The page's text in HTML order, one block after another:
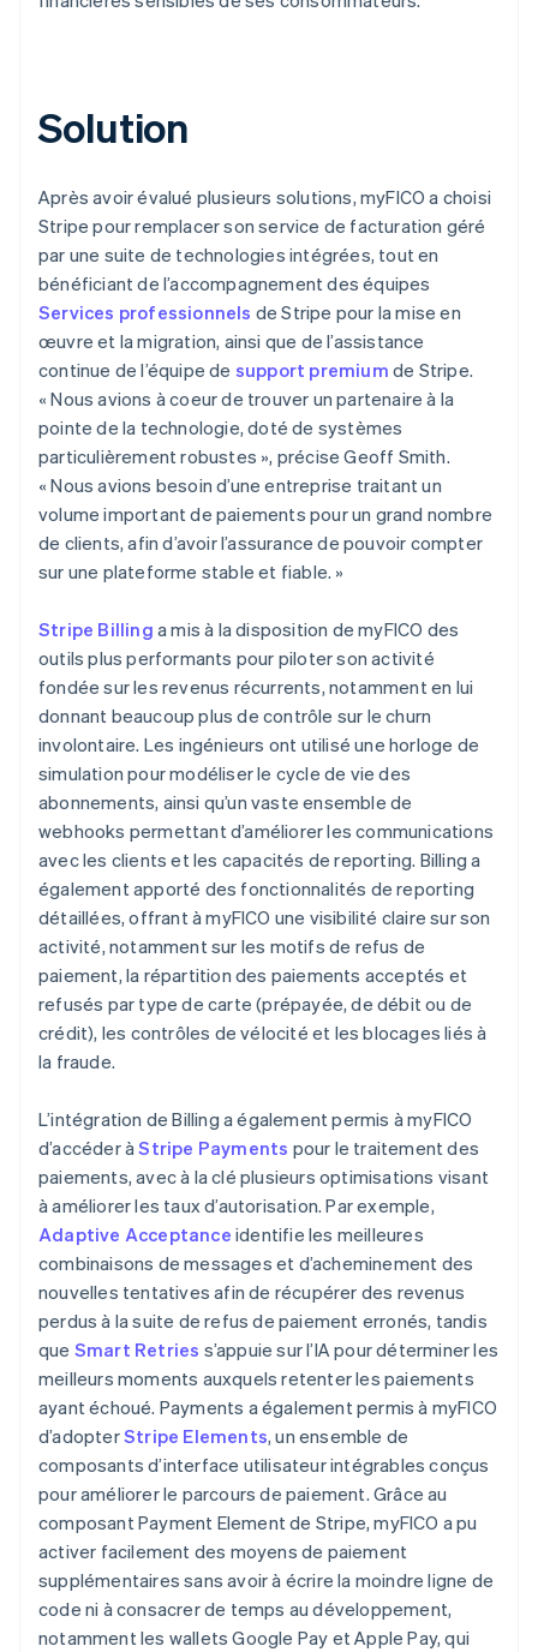
Solution
Après avoir évalué plusieurs solutions, myFICO a choisi
Stripe pour remplacer son service de facturation géré
par une suite de technologies intégrées, tout en
bénéficiant de l’accompagnement des équipes
Services professionnels de Stripe pour la mise en
œuvre et la migration, ainsi que de l’assistance
continue de l’équipe de support premium de Stripe.
« Nous avions à coeur de trouver un partenaire à la
pointe de la technologie, doté de systèmes
particulièrement robustes », précise Geoff Smith.
« Nous avions besoin d’une entreprise traitant un
volume important de paiements pour un grand nombre
de clients, afin d’avoir l’assurance de pouvoir compter
sur une plateforme stable et fiable. »
Stripe Billing a mis à la disposition de myFICO des
outils plus performants pour piloter son activité
fondée sur les revenus récurrents, notamment en lui
donnant beaucoup plus de contrôle sur le churn
involontaire. Les ingénieurs ont utilisé une horloge de
simulation pour modéliser le cycle de vie des
abonnements, ainsi qu’un vaste ensemble de
webhooks permettant d’améliorer les communications
avec les clients et les capacités de reporting. Billing a
également apporté des fonctionnalités de reporting
détaillées, offrant à myFICO une visibilité claire sur son
activité, notamment sur les motifs de refus de
paiement, la répartition des paiements acceptés et
refusés par type de carte (prépayée, de débit ou de
crédit), les contrôles de vélocité et les blocages liés à
la fraude.
L’intégration de Billing a également permis à myFICO
d’accéder àStripe Payments pour le traitement des
paiements, avec à la clé plusieurs optimisations visant
à améliorer les taux d’autorisation. Par exemple,
Adaptive Acceptance identifie les meilleures
combinaisons de messages et d’acheminement des
nouvelles tentatives afin de récupérer des revenus
perdus à la suite de refus de paiement erronés, tandis
que Smart Retries s’appuie sur l’IA pour déterminer les
meilleurs moments auxquels retenter les paiements
ayant échoué. Payments a également permis à myFICO
d’adopterStripe Elements, un ensemble de
composants d’interface utilisateur intégrables conçus
pour améliorer le parcours de paiement. Grâce au
composant Payment Element de Stripe, myFICO a pu
activer facilement des moyens de paiement
supplémentaires sans avoir à écrire la moindre ligne de
code ni à consacrer de temps au développement,
notamment les wallets Google Pay et Apple Pay, qui